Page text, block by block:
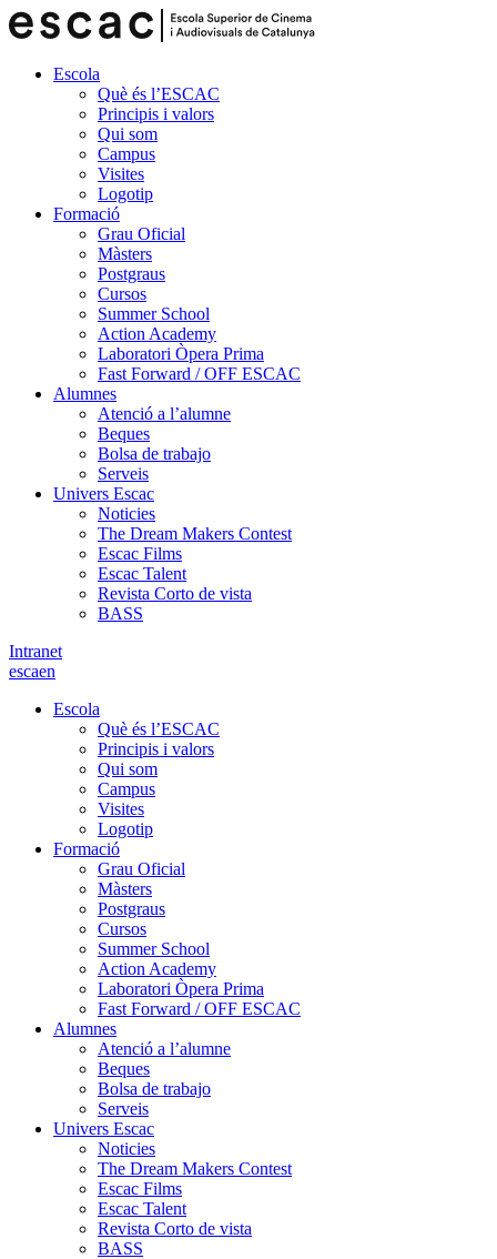
Escola
Què és l’ESCAC
Principis i valors
Qui som
Campus
Visites
Logotip
Formació
Grau Oficial
Màsters
Postgraus
Cursos
Summer School
Action Academy
Laboratori Òpera Prima
Fast Forward / OFF ESCAC
Alumnes
Atenció a l’alumne
Beques
Bolsa de trabajo
Serveis
Univers Escac
Noticies
The Dream Makers Contest
Escac Films
Escac Talent
Revista Corto de vista
BASS
Intranet
escaen
Escola
Què és l’ESCAC
Principis i valors
Qui som
Campus
Visites
Logotip
Formació
Grau Oficial
Màsters
Postgraus
Cursos
Summer School
Action Academy
Laboratori Òpera Prima
Fast Forward / OFF ESCAC
Alumnes
Atenció a l’alumne
Beques
Bolsa de trabajo
Serveis
Univers Escac
Noticies
The Dream Makers Contest
Escac Films
Escac Talent
Revista Corto de vista
BASS